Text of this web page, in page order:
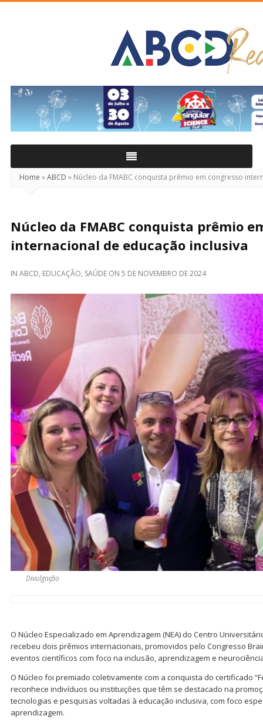
Real
Home »ABCD » Núcleo da FMABC conquista prêmio em congresso
Núcleo da FMABC conquista prêmio
internacional de educação inclusiva
IN ABCD, EDUCAÇÃO, SAÚDE ON 5 DE NOVEMBRO DE 2024
Divulgação
O Núcleo Especializado em Aprendizagem (NEA) do Centro
recebeu dois prêmios internacionais, promovidos pelo Congresso
eventos científicos com foco na inclusão, aprendizagem e
O Núcleo foi premiado coletivamente com a conquista do certificado
reconhece indivíduos ou instituições que têm se destacado na
tecnologias e pesquisas voltadas à educação inclusiva, com foco
aprendizagem.